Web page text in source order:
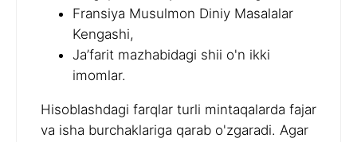
Fransiya Musulmon Diniy Masalalar
Kengashi,
Ja’farit mazhabidagi shii o'n ikki
imomlar.
Hisoblashdagi farqlar turli mintaqalarda fajar
va isha burchaklariga qarab o'zgaradi. Agar